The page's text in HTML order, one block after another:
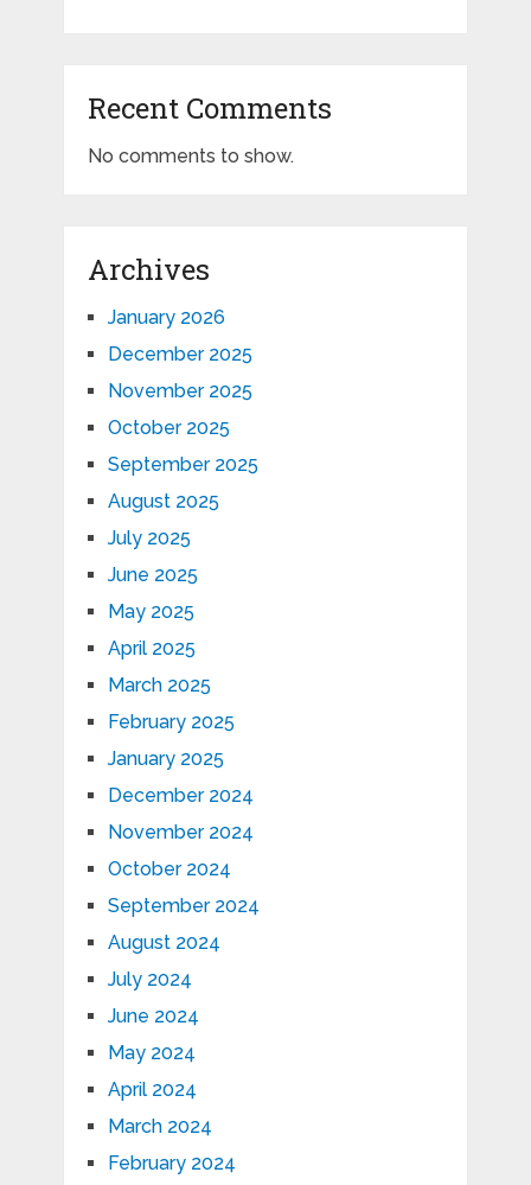
Recent Comments
No comments to show.
Archives
January 2026
December 2025
November 2025
October 2025
September 2025
August 2025
July 2025
June 2025
May 2025
April 2025
March 2025
February 2025
January 2025
December 2024
November 2024
October 2024
September 2024
August 2024
July 2024
June 2024
May 2024
April 2024
March 2024
February 2024